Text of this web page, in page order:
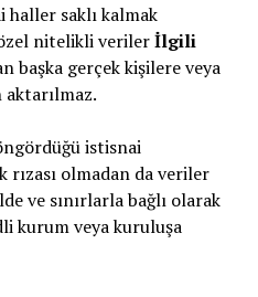
saklı kalmak
nitelikli verilerİlgili
başka gerçek kişilere veya
istisnai
rızası olmadan da veriler
ve sınırlarla bağlı olarak
kurum veya kuruluşa